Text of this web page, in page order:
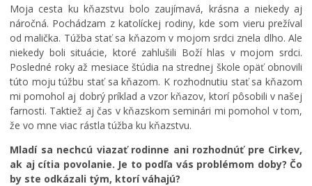
Moja cesta ku kňazstvu bolo zaujímavá, krásna a niekedy aj
náročná. Pochádzam z katolíckej rodiny, kde som vieru prežíval
od malička. Túžba stať sa kňazom v mojom srdci znela dlho. Ale
niekedy boli situácie, ktoré zahlušili Boží hlas v mojom srdci.
Posledné roky až mesiace štúdia na strednej škole opäť obnovili
túto moju túžbu stať sa kňazom. K rozhodnutiu stať sa kňazom
mi pomohol aj dobrý príklad a vzor kňazov, ktorí pôsobili v našej
farnosti. Taktiež aj čas v kňazskom seminári mi pomohol v tom,
že vo mne viac rástla túžba ku kňazstvu.
Mladí sa nechcú viazať rodinne ani rozhodnúť pre Cirkev,
ak aj cítia povolanie. Je to podľa vás problémom doby? Čo
by ste odkázali tým, ktorí váhajú?
m
a
r
k
u
m
e
n
í
p
r
e
v
a
r
k
u
,
k
a
t
a
s
t
e
r
N
a
j
s
v
ä
t
e
j
š
e
j
T